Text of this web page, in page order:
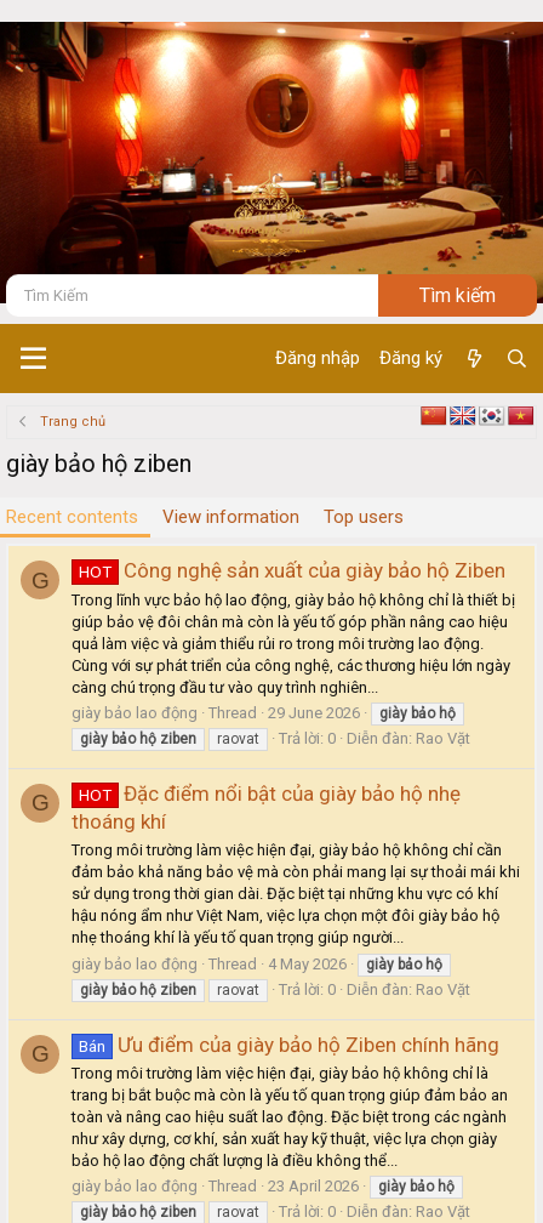
Đăng nhập Đăng ký
Trang chủ
giày bảo hộ ziben
Recent contents View information Top users
G HOT Công nghệ sản xuất của giày bảo hộ Ziben
Trong lĩnh vực bảo hộ lao động, giày bảo hộ không chỉ là thiết bị
giúp bảo vệ đôi chân mà còn là yếu tố góp phần nâng cao hiệu
quả làm việc và giảm thiểu rủi ro trong môi trường lao động.
Cùng với sự phát triển của công nghệ, các thương hiệu lớn ngày
càng chú trọng đầu tư vào quy trình nghiên...
giày bảo lao động
Thread 29 June 2026 giày bảo hộ
giày bảo hộ ziben raovat Trả lời: 0 Diễn đàn: Rao Vặt
G HOT
Đặc điểm nổi bật của giày bảo hộ nhẹ
thoáng khí
Trong môi trường làm việc hiện đại, giày bảo hộ không chỉ cần
đảm bảo khả năng bảo vệ mà còn phải mang lại sự thoải mái khi
sử dụng trong thời gian dài. Đặc biệt tại những khu vực có khí
hậu nóng ẩm như Việt Nam, việc lựa chọn một đôi giày bảo hộ
nhẹ thoáng khí là yếu tố quan trọng giúp người...
giày bảo lao động
Thread 4 May 2026 giày bảo hộ
giày bảo hộ ziben raovat Trả lời: 0 Diễn đàn: Rao Vặt
G Bán Ưu điểm của giày bảo hộ Ziben chính hãng
Trong môi trường làm việc hiện đại, giày bảo hộ không chỉ là
trang bị bắt buộc mà còn là yếu tố quan trọng giúp đảm bảo an
toàn và nâng cao hiệu suất lao động. Đặc biệt trong các ngành
như xây dựng, cơ khí, sản xuất hay kỹ thuật, việc lựa chọn giày
bảo hộ lao động chất lượng là điều không thể...
giày bảo lao động
Thread 23 April 2026 giày bảo hộ
giày bảo hộ ziben raovat Trả lời: 0 Diễn đàn: Rao Vặt